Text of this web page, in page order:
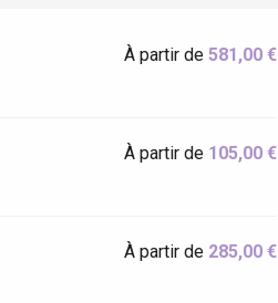
À partir de581,00 €
À partir de 105,00 €
À partir de 285,00 €